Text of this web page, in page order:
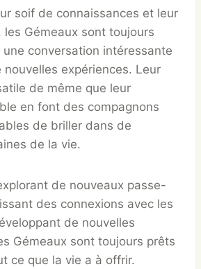
soif de connaissances et leur
les Gémeaux sont toujours
conversation intéressante
nouvelles expériences. Leur
de même que leur
en font des compagnons
de briller dans de
de la vie.
de nouveaux passe-
des connexions avec les
de nouvelles
Gémeaux sont toujours prêts
ce que la vie a à offrir.